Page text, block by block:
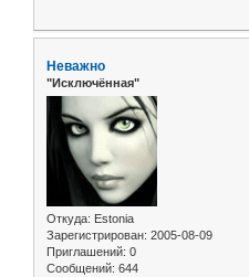
Неважно
"Исключённая"
Откуда: Estonia
Зарегистрирован: 2005-08-09
Приглашений: 0
Сообщений: 644